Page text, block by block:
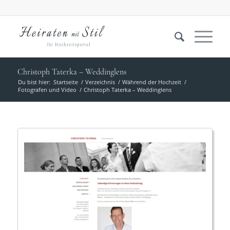
Christoph Taterka – Weddinglens
Du bist hier: Startseite / Verzeichnis / Während der Hochzeit /
Fotografen und Video / Christoph Taterka – Weddinglens